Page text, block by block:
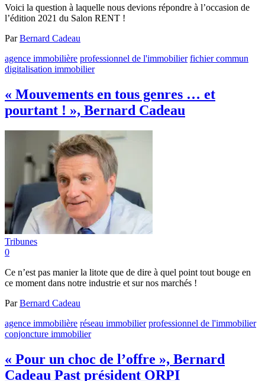
Voici la question à laquelle nous devions répondre à l’occasion de
l’édition 2021 du Salon RENT !
ParBernard Cadeau
agence immobilière professionnel de l'immobilier fichier commun
digitalisation immobilier
« Mouvements en tous genres … et
pourtant ! », Bernard Cadeau
Tribunes
0
Ce n’est pas manier la litote que de dire à quel point tout bouge en
ce moment dans notre industrie et sur nos marchés !
ParBernard Cadeau
agence immobilière réseau immobilier professionnel de l'immobilier
conjoncture immobilier
« Pour un choc de l’offre », Bernard
Cadeau Past président ORPI